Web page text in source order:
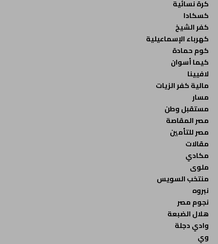
كرة نسائية
كسكادا
كفر الشيخ
كهرباء الإسماعيلية
كوم حمادة
كيما أسوان
لافيينا
مالية كفر الزيات
مسار
مستقبل وطن
مصر المقاصة
مصر للتأمين
مقالات
مكادي
ملوى
منتخب السويس
نبروه
نجوم مصر
هلال الضبعة
وادي دجلة
وي